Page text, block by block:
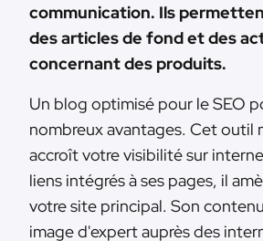
communication. Ils
des articles de fond et des
concernant des produits.
Un blog optimisé pour le SEO
nombreux avantages. Cet outil
accroît votre visibilité sur
liens intégrés à ses pages, il
votre site principal. Son
image d'expert auprès des